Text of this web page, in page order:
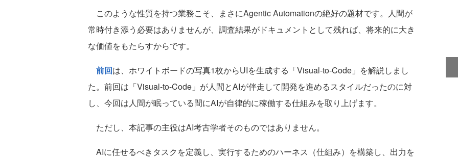
このような性質を持つ業務こそ、まさにAgentic Automationの絶好の題材です。人間が
常時付き添う必要はありませんが、調査結果がドキュメントとして残れば、将来的に大き
な価値をもたらすからです。
前回は、ホワイトボードの写真1枚からUIを生成する「Visual-to-Code」を解説しまし
た。前回は「Visual-to-Code」が人間とAIが伴走して開発を進めるスタイルだったのに対
し、今回は人間が眠っている間にAIが自律的に稼働する仕組みを取り上げます。
ただし、本記事の主役はAI考古学者そのものではありません。
AIに任せるべきタスクを定義し、実行するためのハーネス（仕組み）を構築し、出力を